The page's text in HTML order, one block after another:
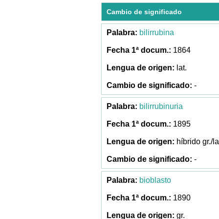
Cambio de significado
bilirrubina
1864
lat.
-
bilirrubinuria
1895
híbrido gr./
-
bioblasto
1890
gr.